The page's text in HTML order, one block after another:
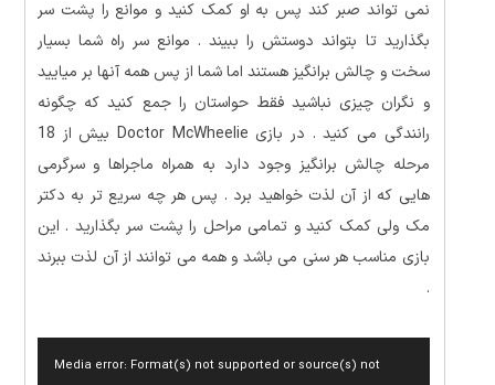
نمی تواند صبر کند پس به او کمک کنید و موانع را پشت سر
بگذارید تا بتواند دوستش را ببیند . موانع سر راه شما بسیار
سخت و چالش برانگیز هستند اما شما از پس همه آنها بر میایید
و نگران چیزی نباشید فقط حواستان را جمع کنید که چگونه
رانندگی می کنید . در بازی Doctor McWheelie بیش از 18
مرحله چالش برانگیز وجود دارد به همراه ماجراها و سرگرمی
هایی که از آن لذت خواهید برد . پس هر چه سریع تر به دکتر
مک ولی کمک کنید و تمامی مراحل را پشت سر بگذارید . این
بازی مناسب هر سنی می باشد و همه می توانند از آن لذت ببرند
.
Media error: Format(s) not supported or source(s) not